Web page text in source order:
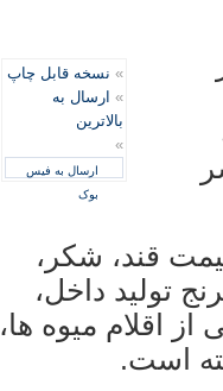
» نسخه قابل چاپ
» ارسال به
بالاترین
»
ارسال به فیس
بوک
قند، شکر،
توليد داخل،
از اقلام ميوه ها،
است.